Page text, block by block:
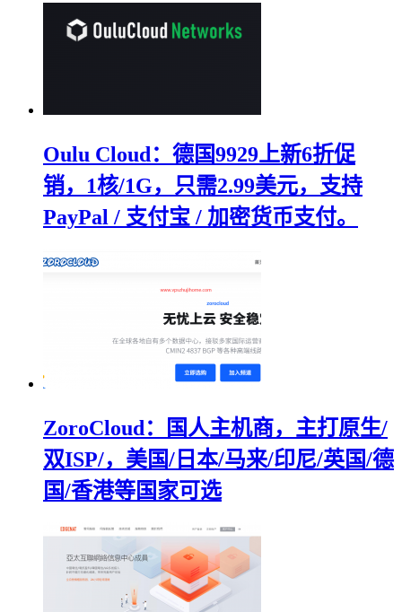
Oulu Cloud：德国9929上新6折促
销，1核/1G，只需2.99美元，支持
PayPal / 支付宝 / 加密货币支付。
ZoroCloud：国人主机商，主打原生/
双ISP/，美国/日本/马来/印尼/英国/德
国/香港等国家可选